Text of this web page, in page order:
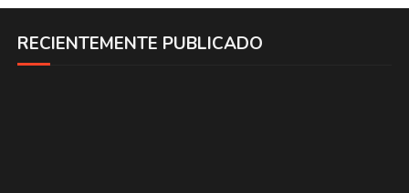
RECIENTEMENTE PUBLICADO